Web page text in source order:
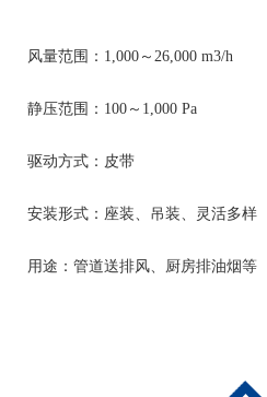
风量范围：1,000～26,000 m3/h
静压范围：100～1,000 Pa
驱动方式：皮带
安装形式：座装、吊装、灵活多样
用途：管道送排风、厨房排油烟等